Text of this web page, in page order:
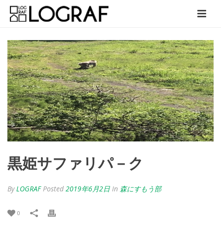
黒姫サファリパ－ク
ByLOGRAF Posted 2019年6月2日 In 森にすもう部
0